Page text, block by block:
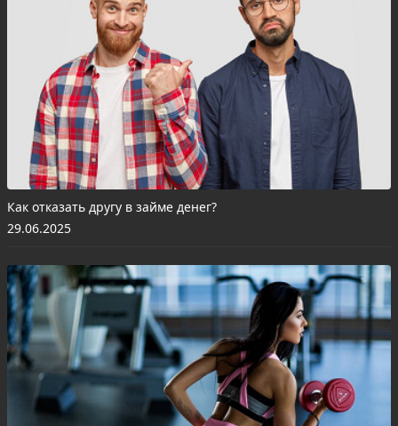
Как отказать другу в займе денег?
29.06.2025